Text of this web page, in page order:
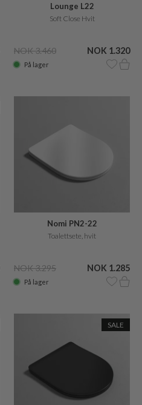
Lounge L22
Soft Close Hvit
NOK 3.460 NOK 1.320
På lager
Nomi PN2-22
Toalettsete, hvit
NOK 3.295 NOK 1.285
På lager
SALE